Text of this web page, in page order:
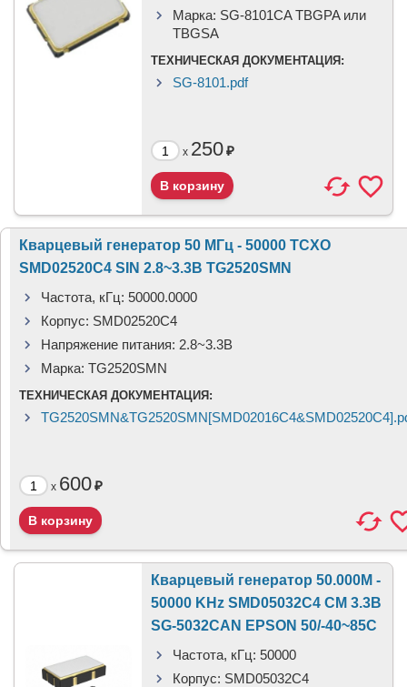
Марка: SG-8101CA TBGPA или
TBGSA
ТЕХНИЧЕСКАЯ ДОКУМЕНТАЦИЯ:
SG-8101.pdf
x 250₽
Кварцевый генератор 50 МГц - 50000 TCXO
SMD02520C4 SIN 2.8~3.3В TG2520SMN
Частота, кГц: 50000.0000
Корпус: SMD02520C4
Напряжение питания: 2.8~3.3В
Марка: TG2520SMN
ТЕХНИЧЕСКАЯ ДОКУМЕНТАЦИЯ:
x 600₽
Кварцевый генератор 50.000M -
50000 KHz SMD05032C4 CM 3.3В
SG-5032CAN EPSON 50/-40~85С
Частота, кГц: 50000
Корпус: SMD05032C4